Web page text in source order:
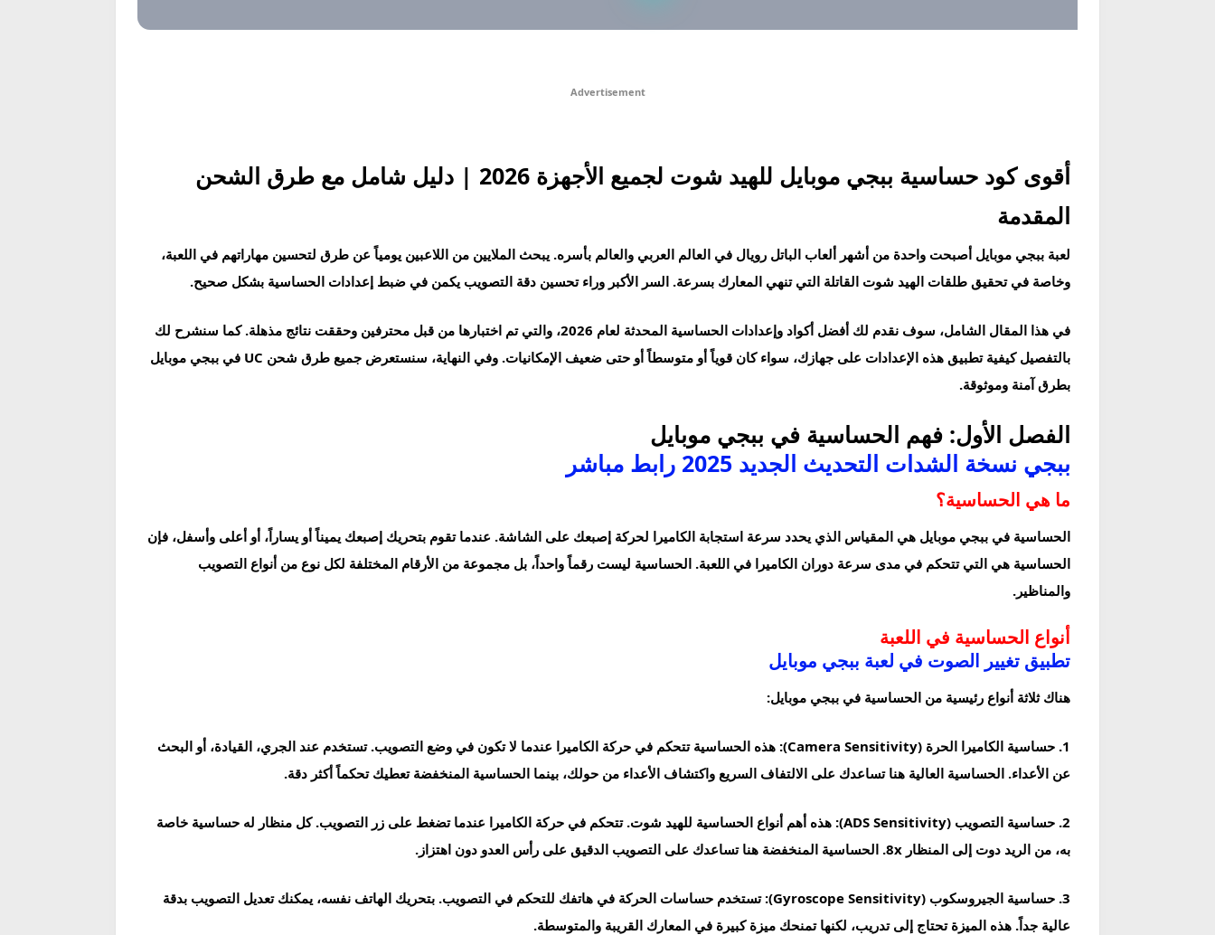
Advertisement
أقوى كود حساسية ببجي موبايل للهيد شوت لجميع الأجهزة 2026 | دليل شامل مع طرق الشحن
المقدمة
لعبة ببجي موبايل أصبحت واحدة من أشهر ألعاب الباتل رويال في العالم العربي والعالم بأسره. يبحث الملايين من اللاعبين يومياً عن طرق لتحسين مهاراتهم في اللعبة،
وخاصة في تحقيق طلقات الهيد شوت القاتلة التي تنهي المعارك بسرعة. السر الأكبر وراء تحسين دقة التصويب يكمن في ضبط إعدادات الحساسية بشكل صحيح.
في هذا المقال الشامل، سوف نقدم لك أفضل أكواد وإعدادات الحساسية المحدثة لعام 2026، والتي تم اختبارها من قبل محترفين وحققت نتائج مذهلة. كما سنشرح لك
بالتفصيل كيفية تطبيق هذه الإعدادات على جهازك، سواء كان قوياً أو متوسطاً أو حتى ضعيف الإمكانيات. وفي النهاية، سنستعرض جميع طرق شحن UC في ببجي موبايل
بطرق آمنة وموثوقة.
الفصل الأول: فهم الحساسية في ببجي موبايل
ببجي نسخة الشدات التحديث الجديد 2025 رابط مباشر
ما هي الحساسية؟
الحساسية في ببجي موبايل هي المقياس الذي يحدد سرعة استجابة الكاميرا لحركة إصبعك على الشاشة. عندما تقوم بتحريك إصبعك يميناً أو يساراً، أو أعلى وأسفل، فإن
الحساسية هي التي تتحكم في مدى سرعة دوران الكاميرا في اللعبة. الحساسية ليست رقماً واحداً، بل مجموعة من الأرقام المختلفة لكل نوع من أنواع التصويب
والمناظير.
أنواع الحساسية في اللعبة
تطبيق تغيير الصوت في لعبة ببجي موبايل
هناك ثلاثة أنواع رئيسية من الحساسية في ببجي موبايل:
1. حساسية الكاميرا الحرة (Camera Sensitivity):
هذه الحساسية تتحكم في حركة الكاميرا عندما لا تكون في وضع التصويب. تستخدم عند الجري، القيادة، أو البحث
عن الأعداء. الحساسية العالية هنا تساعدك على الالتفاف السريع واكتشاف الأعداء من حولك، بينما الحساسية المنخفضة تعطيك تحكماً أكثر دقة.
2. حساسية التصويب (ADS Sensitivity):
هذه أهم أنواع الحساسية للهيد شوت. تتحكم في حركة الكاميرا عندما تضغط على زر التصويب. كل منظار له حساسية خاصة
به، من الريد دوت إلى المنظار 8x. الحساسية المنخفضة هنا تساعدك على التصويب الدقيق على رأس العدو دون اهتزاز.
3. حساسية الجيروسكوب (Gyroscope Sensitivity):
تستخدم حساسات الحركة في هاتفك للتحكم في التصويب. بتحريك الهاتف نفسه، يمكنك تعديل التصويب بدقة
عالية جداً. هذه الميزة تحتاج إلى تدريب، لكنها تمنحك ميزة كبيرة في المعارك القريبة والمتوسطة.